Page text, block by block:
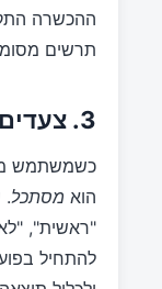
תרשים
3. צעדים — לא פסקאות
כשמשתמש
הוא מסתכל
"ראשית",
להתחיל